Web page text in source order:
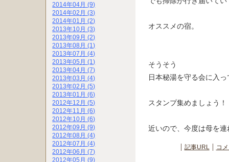
オススメの宿。
そうそう
日本秘湯を守る会に入
スタンプ集めましょう！
近いので、今度は母を
記事URL コ
2014年04月 (9)
2014年02月 (3)
2014年01月 (2)
2013年10月 (3)
2013年09月 (2)
2013年08月 (1)
2013年07月 (4)
2013年05月 (1)
2013年04月 (7)
2013年03月 (4)
2013年02月 (5)
2013年01月 (6)
2012年12月 (5)
2012年11月 (6)
2012年10月 (6)
2012年09月 (9)
2012年08月 (4)
2012年07月 (4)
2012年06月 (7)
2012年05月 (9)